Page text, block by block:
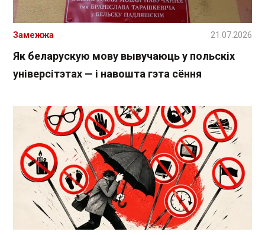
Як беларускую мову вывучаюць у польскіх
універсітэтах — і навошта гэта сёння
Замежжа 21.07.2026